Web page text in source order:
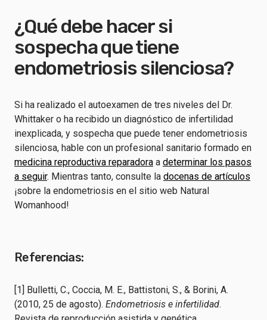
¿Qué debe hacer si
sospecha que tiene
endometriosis silenciosa?
Si ha realizado el autoexamen de tres niveles del Dr.
Whittaker o ha recibido un diagnóstico de infertilidad
inexplicada, y sospecha que puede tener endometriosis
silenciosa, hable con un profesional sanitario formado en
medicina reproductiva reparadora a determinar los pasos
a seguir. Mientras tanto, consulte la docenas de artículos
¡sobre la endometriosis en el sitio web Natural
Womanhood!
Referencias:
[1] Bulletti, C., Coccia, M. E., Battistoni, S., & Borini, A.
(2010, 25 de agosto). Endometriosis e infertilidad.